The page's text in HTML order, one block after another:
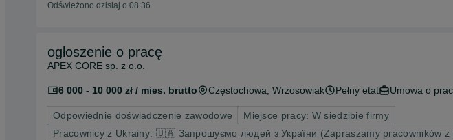
Odświeżono dzisiaj o 08:36
ogłoszenie o pracę
APEX CORE sp. z o.o.
6 000 - 10 000 zł / mies. brutto Częstochowa , Wrzosowiak Pełny etat Umowa o
Odpowiednie doświadczenie zawodowe
Miejsce pracy: W siedzibie firmy
Pracownicy z Ukrainy: 🇺🇦 Запрошуємо людей з України (Zapraszamy pracowników z